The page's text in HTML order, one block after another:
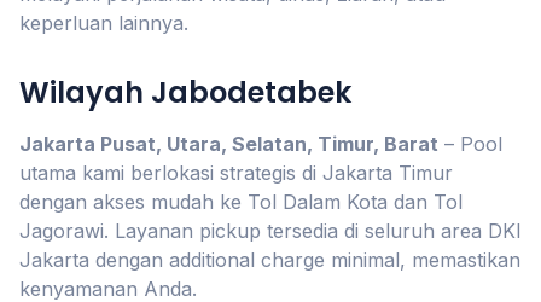
keperluan lainnya.
Wilayah Jabodetabek
Jakarta Pusat, Utara, Selatan, Timur, Barat – Pool
utama kami berlokasi strategis di Jakarta Timur
dengan akses mudah ke Tol Dalam Kota dan Tol
Jagorawi. Layanan pickup tersedia di seluruh area DKI
Jakarta dengan additional charge minimal, memastikan
kenyamanan Anda.